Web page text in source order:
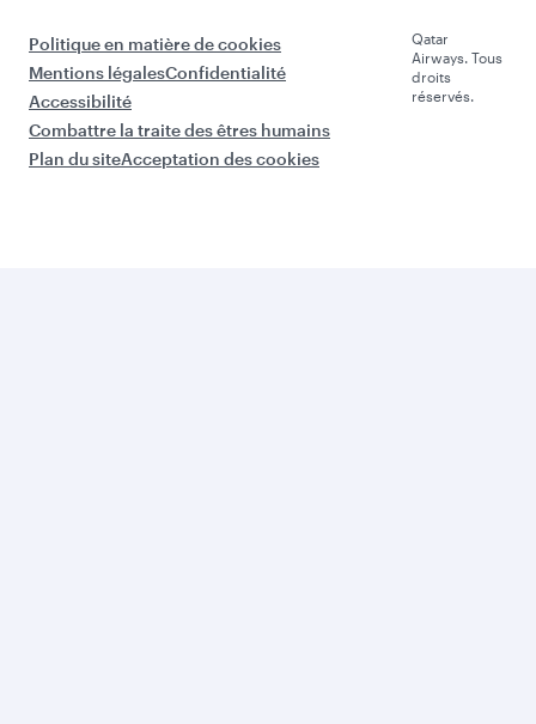
Politique en matière de cookies
Mentions légalesConfidentialité
Accessibilité
Combattre la traite des êtres humains
Plan du siteAcceptation des cookies
Qatar
Airways. Tous
droits
réservés.